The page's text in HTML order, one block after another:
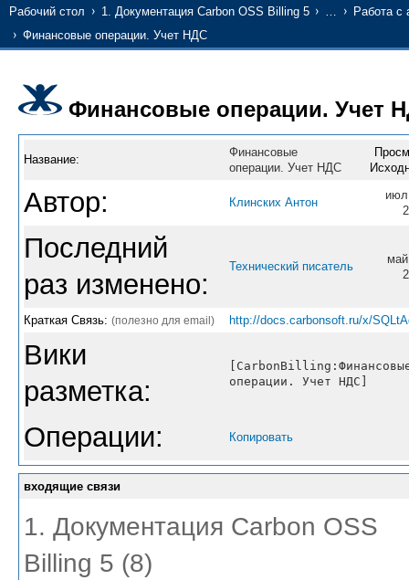
Рабочий стол 1. Документация Carbon OSS Billing 5 …
Работа с
Финансовые операции. Учет НДС
Финансовые операции. Учет
Название:
Финансовые
операции. Учет НДС
Автор: Клинских Антон
Последний
раз изменено:
Технический писатель
Краткая Связь: (полезно для email) http://docs.carbonsoft.ru/x/
Вики
разметка:
операции. Учет НДС]
Операции: Копировать
входящие связи
1. Документация Carbon OSS
Billing 5 (8)